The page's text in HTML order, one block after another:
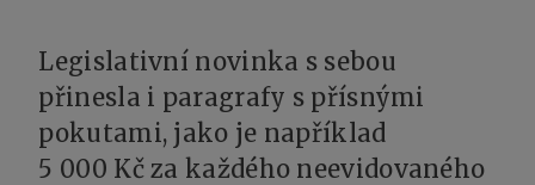
Legislativní novinka s sebou
přinesla i paragrafy s přísnými
pokutami, jako je například
5 000 Kč za každého neevidovaného